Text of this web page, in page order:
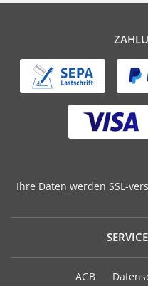
Ihre Daten werden SSL-
AGB